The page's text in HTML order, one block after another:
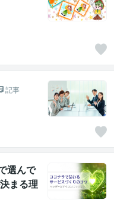
記事
選んで
まる理